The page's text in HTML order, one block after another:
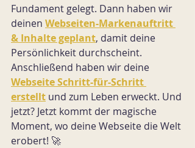
Fundament gelegt. Dann haben wir
deinen Webseiten-Markenauftritt
& Inhalte geplant, damit deine
Persönlichkeit durchscheint.
Anschließend haben wir deine
Webseite Schritt-für-Schritt
erstellt und zum Leben erweckt. Und
jetzt? Jetzt kommt der magische
Moment, wo deine Webseite die Welt
erobert! 🚀